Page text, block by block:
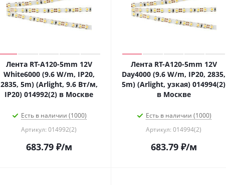
Лента RT-A120-5mm 12V
White6000 (9.6 W/m, IP20,
2835, 5m) (Arlight, 9.6 Вт/м,
IP20) 014992(2) в Москве
Есть в наличии (1000)
Артикул: 014992(2)
683.79₽/м
Лента RT-A120-5mm 12V
Day4000 (9.6 W/m, IP20, 2835,
5m) (Arlight, узкая) 014994(2)
в Москве
Есть в наличии (1000)
Артикул: 014994(2)
683.79₽/м